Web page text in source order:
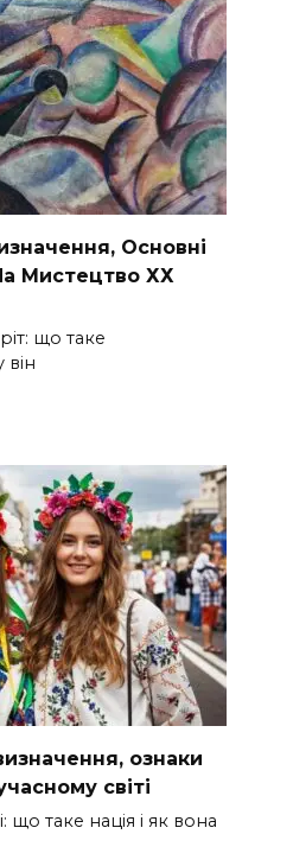
Основні
Мистецтво ХХ
що таке
він
ознаки
світі
що таке нація і як вона